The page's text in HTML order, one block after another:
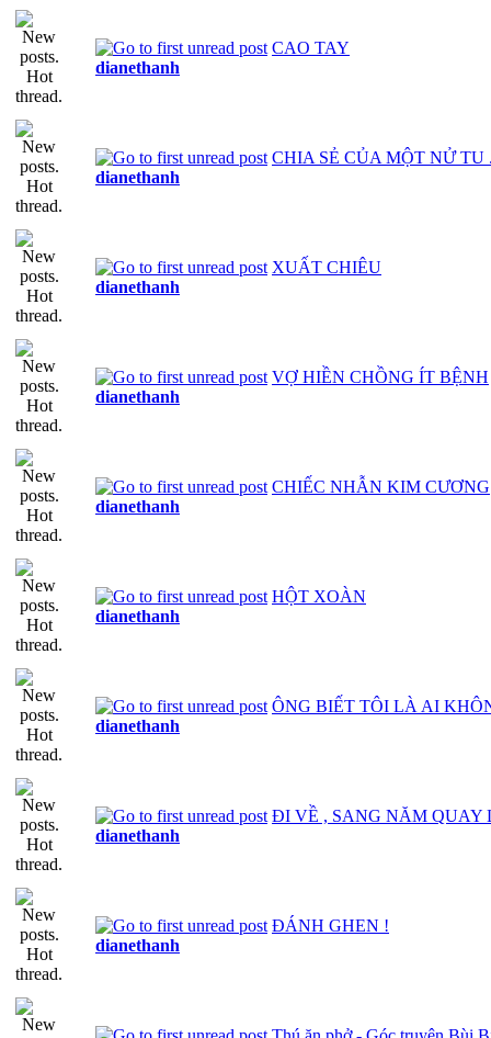
CAO TAY
dianethanh
CHIA SẺ CỦA MỘT NỬ TU
dianethanh
XUẤT CHIÊU
dianethanh
VỢ HIỀN CHỒNG ÍT BỆNH
dianethanh
CHIẾC NHẪN KIM CƯƠNG
dianethanh
HỘT XOÀN
dianethanh
ÔNG BIẾT TÔI LÀ AI
dianethanh
ĐI VỀ , SANG NĂM QUAY
dianethanh
ĐÁNH GHEN !
dianethanh